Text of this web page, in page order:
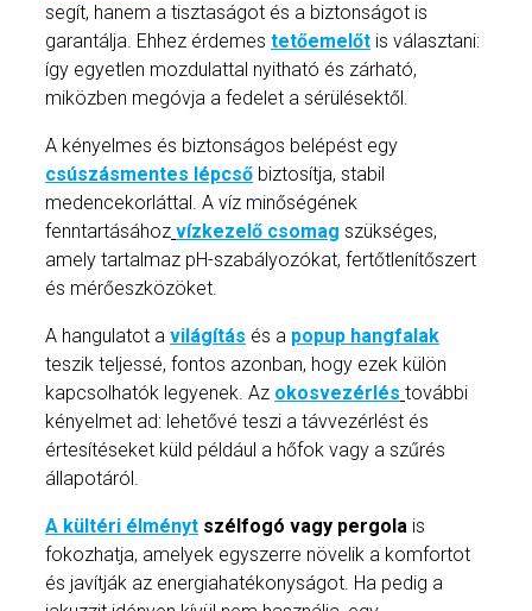
segít, hanem a tisztaságot és a biztonságot is
garantálja. Ehhez érdemestetőemelőt is választani:
így egyetlen mozdulattal nyitható és zárható,
miközben megóvja a fedelet a sérülésektől.
A kényelmes és biztonságos belépést egy
csúszásmentes lépcső biztosítja, stabil
medencekorláttal. A víz minőségének
fenntartásához vízkezelő csomag szükséges,
amely tartalmaz pH-szabályozókat, fertőtlenítőszert
és mérőeszközöket.
A hangulatot avilágítás és a popup hangfalak
teszik teljessé, fontos azonban, hogy ezek külön
kapcsolhatók legyenek. Az okosvezérlés további
kényelmet ad: lehetővé teszi a távvezérlést és
értesítéseket küld például a hőfok vagy a szűrés
állapotáról.
A kültéri élményt szélfogó vagy pergola is
fokozhatja, amelyek egyszerre növelik a komfortot
és javítják az energiahatékonyságot. Ha pedig a